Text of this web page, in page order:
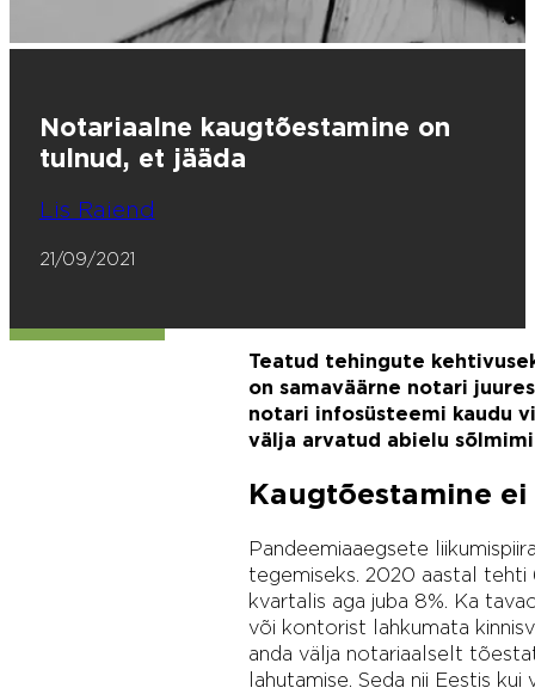
Notariaalne kaugtõestamine on
tulnud, et jääda
Lis Raiend
21/09/2021
Teatud tehingute
on samaväärne notari
notari infosüsteemi kaudu
välja arvatud abielu
Kaugtõestamine
Pandeemiaaegsete
tegemiseks. 2020 aastal tehti
kvartalis aga juba 8%. Ka
või kontorist lahkumata
anda välja notariaalselt
lahutamise. Seda nii Eestis kui